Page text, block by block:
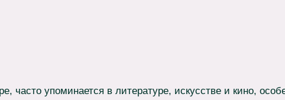
часто упоминается в литературе, искусстве и кино,